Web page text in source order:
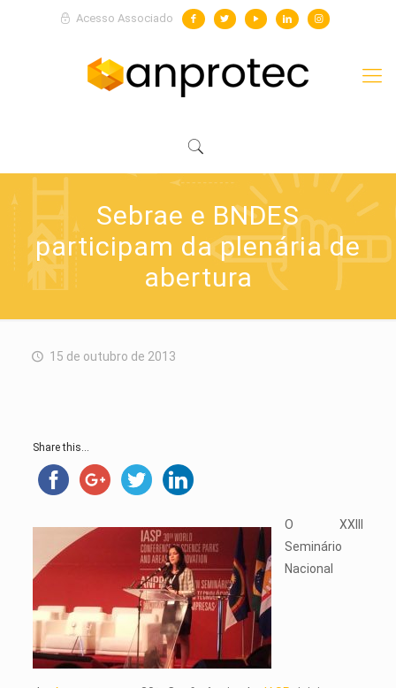
Acesso Associado
Sebrae e BNDES
participam da plenária de
abertura
15 de outubro de 2013
Share this...
O XXIII
Seminário
Nacional